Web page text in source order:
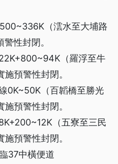
（澐水至大埔路
性封閉。
（羅浮至牛
預警性封閉。
0K~50K（百韜橋至勝光
預警性封閉。
（五寮至三民
預警性封閉。
37中橫便道